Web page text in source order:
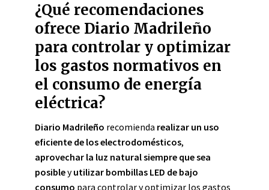
¿Qué recomendaciones
ofrece Diario Madrileño
para controlar y optimizar
los gastos normativos en
el consumo de energía
eléctrica?
Diario Madrileño recomienda realizar un uso
eficiente de los electrodomésticos,
aprovechar la luz natural siempre que sea
posibleyutilizar bombillas LED de bajo
consumo para controlar y optimizar los gastos